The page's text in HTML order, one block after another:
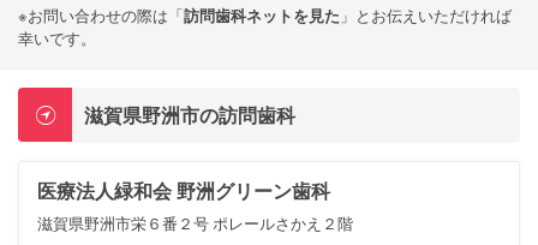
※お問い合わせの際は「訪問歯科ネットを見た 」とお伝えいただければ
幸いです。
滋賀県野洲市の訪問歯科
医療法人緑和会 野洲グリーン歯科
滋賀県野洲市栄６番２号 ポレールさかえ２階